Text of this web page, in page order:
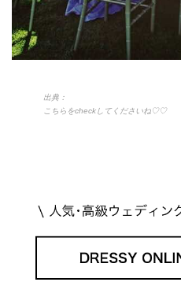
出典：
こちらをcheckしてくださいね♡♡